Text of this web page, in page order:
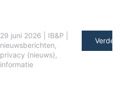
29 juni 2026 IB&P
nieuwsberichten,
privacy (nieuws),
informatie
Verder